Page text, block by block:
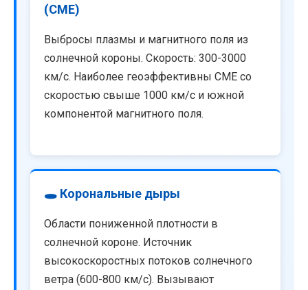
(CME)
Выбросы плазмы и магнитного поля из
солнечной короны. Скорость: 300-3000
км/с. Наиболее геоэффективны CME со
скоростью свыше 1000 км/с и южной
компонентой магнитного поля.
🕳️ Корональные дыры
Области пониженной плотности в
солнечной короне. Источник
высокоскоростных потоков солнечного
ветра (600-800 км/с). Вызывают